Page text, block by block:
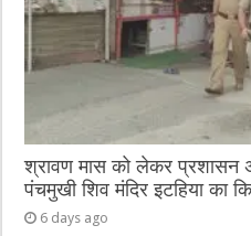
श्रावण मास को लेकर प्रशासन
पंचमुखी शिव मंदिर इटहिया का
6 days ago